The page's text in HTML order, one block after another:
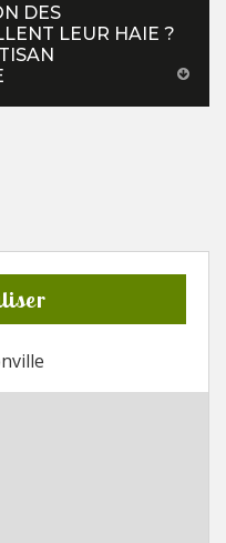
DES
LEUR HAIE ?